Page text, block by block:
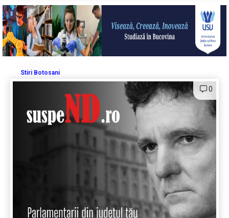
Stiri Botosani
0